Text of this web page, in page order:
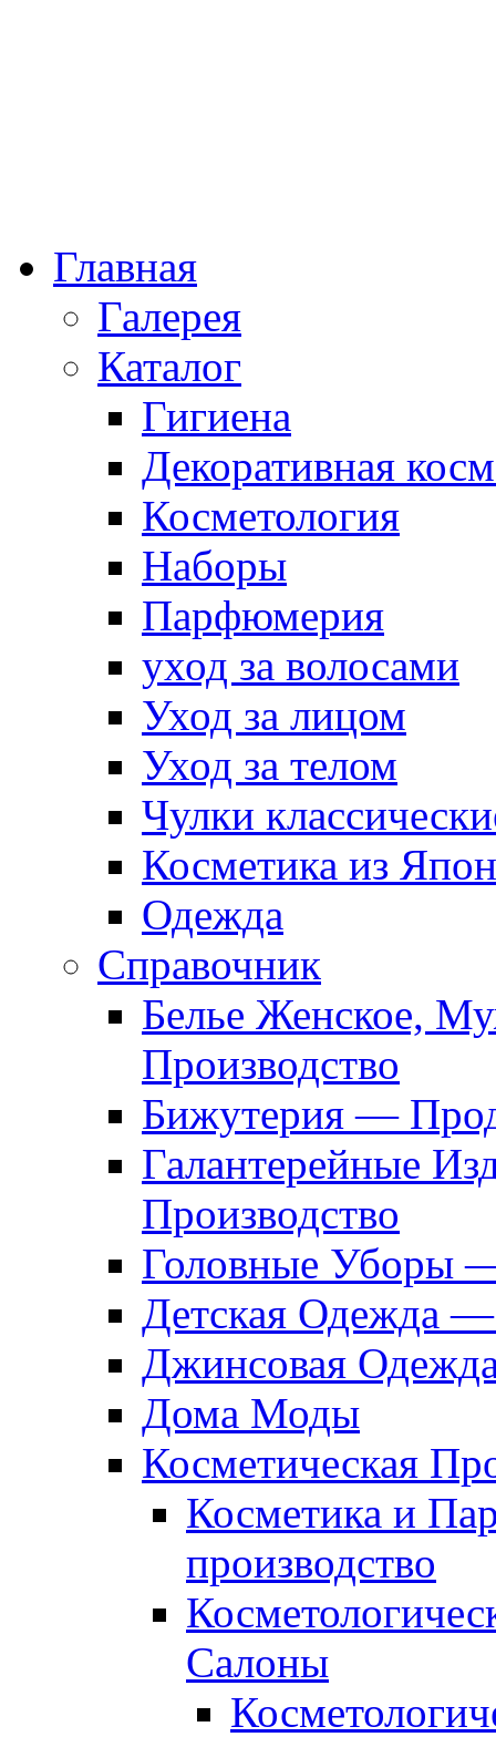
Главная
Галерея
Каталог
Гигиена
Декоративная
Косметология
Наборы
Парфюмерия
уход за волосами
Уход за лицом
Уход за телом
Чулки
Косметика из
Одежда
Справочник
Белье Женское,
Производство
Бижутерия —
Галантерейные
Производство
Головные Уборы
Детская Одежда
Джинсовая
Дома Моды
Косметическая
Косметика и
производство
Салоны